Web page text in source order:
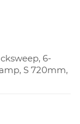
6-
S 720mm,